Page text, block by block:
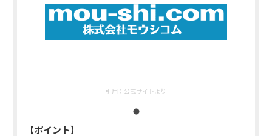
引用： 公式サイトより
【ポイント】